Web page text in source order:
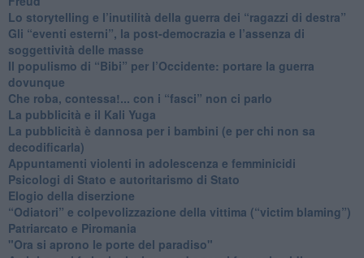
​Lo storytelling e l’inutilità della guerra dei “ragazzi di destra”
​Gli “eventi esterni”, la post-democrazia e l’assenza di
soggettività delle masse
​Il populismo di “Bibi” per l’Occidente: portare la guerra
dovunque
​Che roba, contessa!... con i “fasci” non ci parlo
La pubblicità e il Kali Yuga
​La pubblicità è dannosa per i bambini (e per chi non sa
decodificarla)
​Appuntamenti violenti in adolescenza e femminicidi
​Psicologi di Stato e autoritarismo di Stato
Elogio della diserzione
“Odiatori” e colpevolizzazione della vittima (“victim blaming”)
​Patriarcato e Piromania
"Ora si aprono le porte del paradiso"